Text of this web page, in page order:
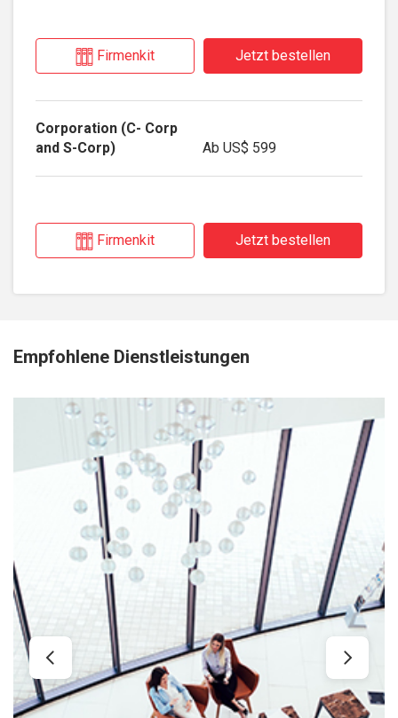
Firmenkit Jetzt bestellen
Ab US$ 599
Firmenkit Jetzt bestellen
Empfohlene Dienstleistungen